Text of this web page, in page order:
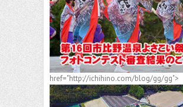
href="http://ichihino.com/blog/gg/gg">